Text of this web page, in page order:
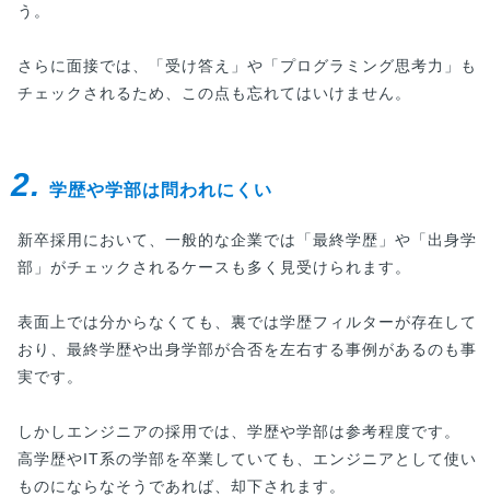
う。
さらに面接では、「受け答え」や「プログラミング思考力」も
チェックされるため、この点も忘れてはいけません。
2. 学歴や学部は問われにくい
新卒採用において、一般的な企業では「最終学歴」や「出身学
部」がチェックされるケースも多く見受けられます。
表面上では分からなくても、裏では学歴フィルターが存在して
おり、最終学歴や出身学部が合否を左右する事例があるのも事
実です。
しかしエンジニアの採用では、学歴や学部は参考程度です。
高学歴やIT系の学部を卒業していても、エンジニアとして使い
ものにならなそうであれば、却下されます。